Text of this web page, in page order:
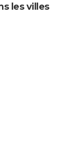
les villes